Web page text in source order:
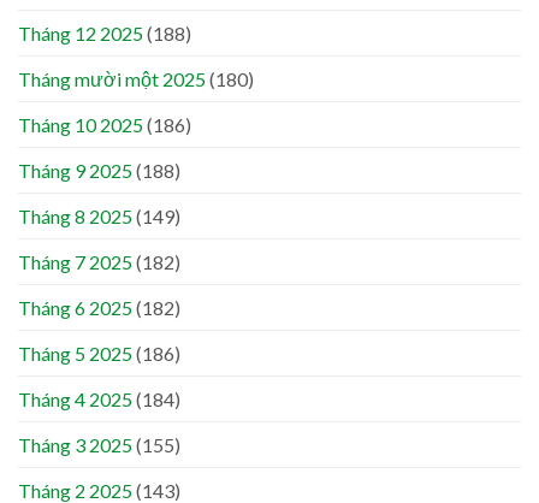
Tháng 12 2025(188)
Tháng mười một 2025(180)
Tháng 10 2025(186)
Tháng 9 2025(188)
Tháng 8 2025(149)
Tháng 7 2025(182)
Tháng 6 2025(182)
Tháng 5 2025(186)
Tháng 4 2025(184)
Tháng 3 2025(155)
Tháng 2 2025(143)